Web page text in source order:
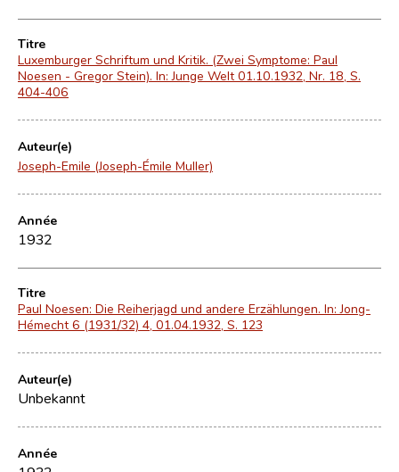
Titre
Luxemburger Schriftum und Kritik. (Zwei Symptome: Paul
Noesen - Gregor Stein). In: Junge Welt 01.10.1932, Nr. 18, S.
404-406
Auteur(e)
Joseph-Emile (Joseph-Émile Muller)
Année
1932
Titre
Paul Noesen: Die Reiherjagd und andere Erzählungen. In: Jong-
Hémecht 6 (1931/32) 4, 01.04.1932, S. 123
Auteur(e)
Unbekannt
Année